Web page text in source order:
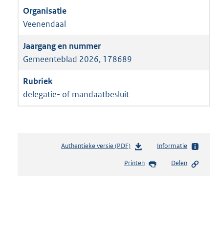
Veenendaal
Gemeenteblad 2026, 178689
delegatie- of mandaatbesluit
Authentieke versie (PDF)b
s
Informatie
Printen Delen